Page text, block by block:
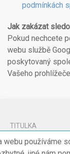
podmínkách
Jak zakázat
Pokud nechcete
webu službě
poskytovaný
Vašeho
TITULKA
JÍZDNÍ ŘÁD
webu používáme